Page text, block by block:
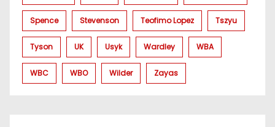
Spence Stevenson Teofimo Lopez Tszyu
Tyson UK Usyk Wardley WBA
WBC WBO Wilder Zayas